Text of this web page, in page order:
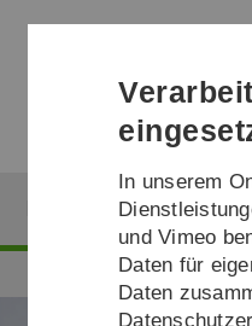
Forschung
In unserem
und Vimeo
Daten für
Daten